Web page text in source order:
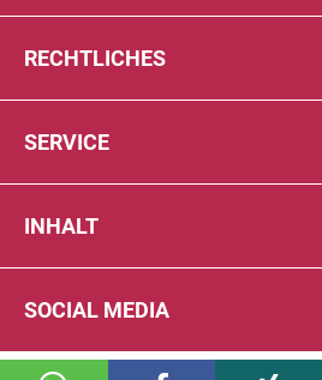
RECHTLICHES
SERVICE
INHALT
SOCIAL MEDIA